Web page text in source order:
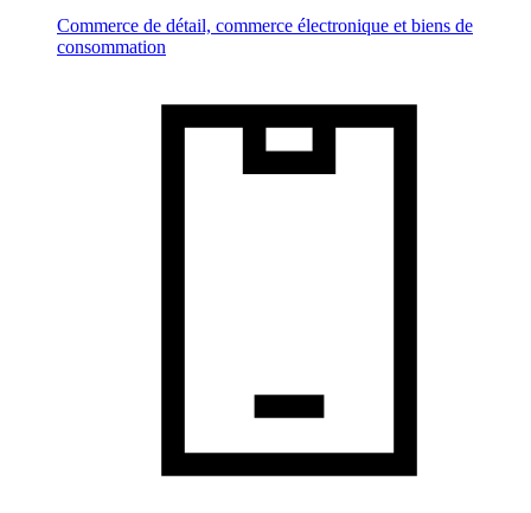
Commerce de détail, commerce électronique et biens de
consommation